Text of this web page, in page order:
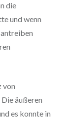
die
und wenn
von
äußeren
es konnte in